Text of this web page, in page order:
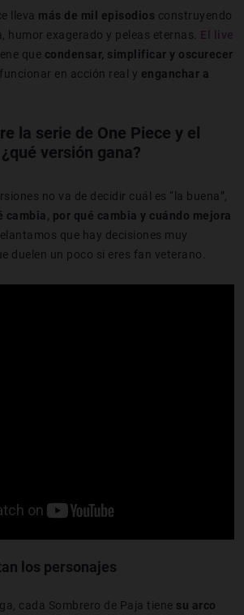
lleva más de mil episodios construyendo
humor exagerado y peleas eternas. El live
que condensar, simplificar y oscurecer
en acción real y enganchar a
la serie de One Piece y el
versión gana?
no va de decidir cuál es “la buena”,
cambia, por qué cambia y cuándo mejora
que hay decisiones muy
duelen un poco si eres fan veterano.
los personajes
cada Sombrero de Paja tiene su arco